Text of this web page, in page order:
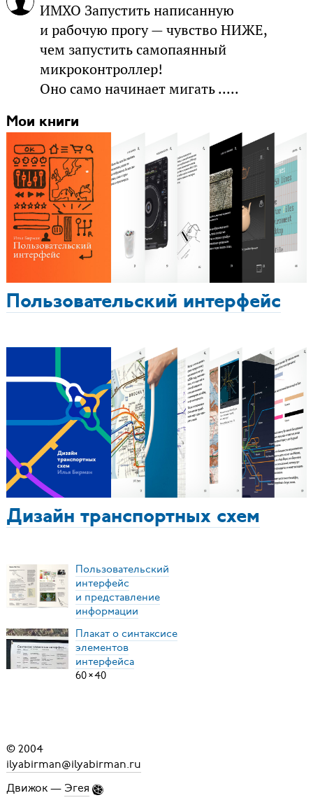
ИМХО Запустить написанную
и рабочую прогу — чувство НИЖЕ,
чем запустить самопаянный
микроконтроллер!
Оно само начинает мигать .....
Мои книги
Пользовательский интерфейс
Дизайн транспортных схем
Пользовательский
интерфейс
и представление
информации
Плакат о синтаксисе
элементов
интерфейса
60×40
© 2004
ilyabirman@ilyabirman.ru
Движок — Эгея